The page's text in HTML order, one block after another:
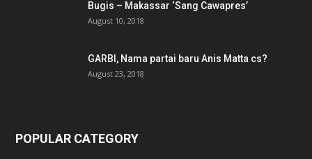
Bugis – Makassar ‘Sang Cawapres’
August 10, 2018
GARBI, Nama partai baru Anis Matta cs?
August 23, 2018
POPULAR CATEGORY